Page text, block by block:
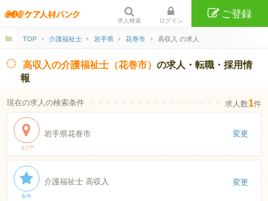
求人検索 ログイン
ご登録
TOP 介護福祉士 岩手県 花巻市 高収入 の求人
高収入の介護福祉士（花巻市）の求人・転職・採用情
報
現在の求人の検索条件 ・・・・・・・・・・・・・・・・・・・・・・
求人数1件
エリア
岩手県花巻市 変更
条件
介護福祉士 高収入 変更